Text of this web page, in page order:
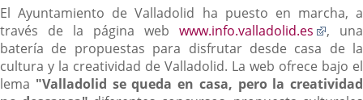
Descripción
El Ayuntamiento de Valladolid ha puesto en marcha, a
través de la página web www.info.valladolid.es
a
una
, una
batería de propuestas para disfrutar desde casa de la
cultura y la creatividad de Valladolid. La web ofrece bajo el
lema "Valladolid se queda en casa, pero la creatividad